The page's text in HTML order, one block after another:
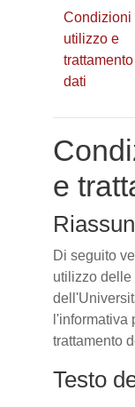
Condizioni
utilizzo e
dati
e
Di seguito
utilizzo delle
l'informativa
trattamento
Testo